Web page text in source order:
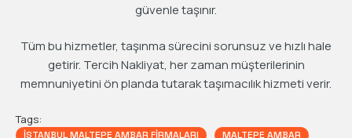
güvenle taşınır.
Tüm bu hizmetler, taşınma sürecini sorunsuz ve hızlı hale
getirir. Tercih Nakliyat, her zaman müşterilerinin
memnuniyetini ön planda tutarak taşımacılık hizmeti verir.
Tags:
İSTANBUL MALTEPE AMBAR FIRMALARI MALTEPE AMBAR